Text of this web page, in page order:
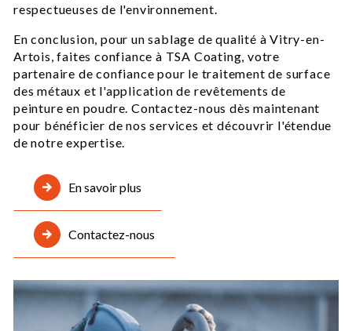
respectueuses de l'environnement.
En conclusion, pour un sablage de qualité à Vitry-en-
Artois, faites confiance à TSA Coating, votre
partenaire de confiance pour le traitement de surface
des métaux et l'application de revêtements de
peinture en poudre. Contactez-nous dès maintenant
pour bénéficier de nos services et découvrir l'étendue
de notre expertise.
En savoir plus
Contactez-nous